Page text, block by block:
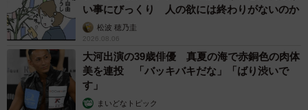
い事にびっくり 人の欲には終わりがないのか
松波 穂乃圭
2026.08.06
大河出演の39歳俳優 真夏の海で赤銅色の肉体
美を連投 「バッキバキだな」「ばり渋いで
す」
まいどなトピック